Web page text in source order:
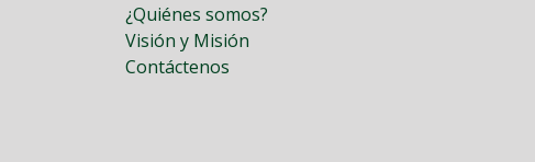
¿Quiénes somos?
Visión y Misión
Contáctenos